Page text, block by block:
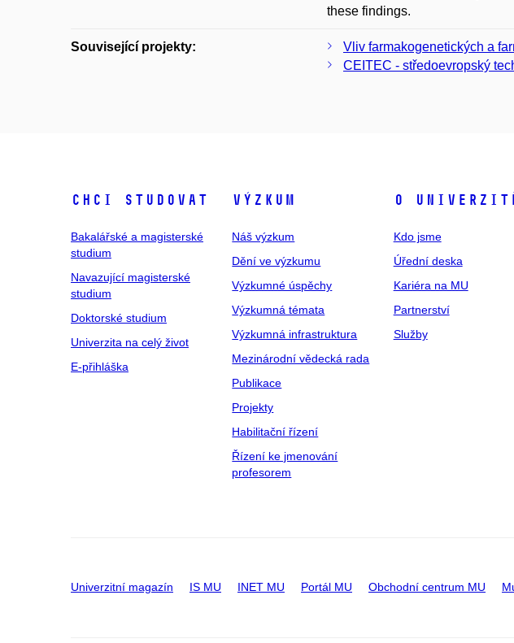
these findings.
Související projekty:
Vliv farmakogenetických a
CEITEC - středoevropský
Chci studovat
Bakalářské a magisterské
studium
Navazující magisterské
studium
Doktorské studium
Univerzita na celý život
E-přihláška
Výzkum
Náš výzkum
Dění ve výzkumu
Výzkumné úspěchy
Výzkumná témata
Výzkumná infrastruktura
Mezinárodní vědecká rada
Publikace
Projekty
Habilitační řízení
Řízení ke jmenování
profesorem
O
Kdo jsme
Úřední deska
Kariéra na MU
Partnerství
Služby
Univerzitní magazín IS MU INET MU Portál MU Obchodní centrum MU